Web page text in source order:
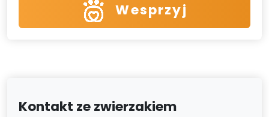
Wesprzyj
Kontakt ze zwierzakiem